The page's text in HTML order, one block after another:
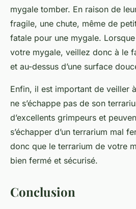
mygale tomber. En raison de
fragile, une chute, même de
fatale pour une mygale.
votre mygale, veillez donc à le
et au-dessus d’une surface
Enfin, il est important de veiller
ne s’échappe pas de son
d’excellents grimpeurs et
s’échapper d’un terrarium mal
donc que le terrarium de votre
bien fermé et sécurisé.
Conclusion